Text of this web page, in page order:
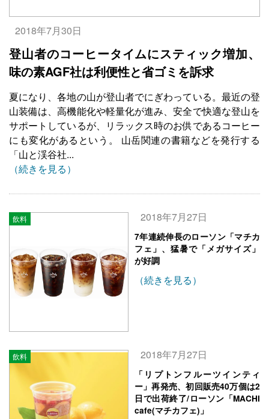
2018年7月30日
登山者のコーヒータイムにスティック増加、
味の素AGF社は利便性と省ゴミを訴求
夏になり、各地の山が登山者でにぎわっている。最近の登
山装備は、高機能化や軽量化が進み、安全で快適な登山を
サポートしているが、リラックス時のお供であるコーヒー
にも変化があるという。 山岳関連の書籍などを発行する
「山と渓谷社...
（続きを見る）
飲料 2018年7月27日
7年連続伸長のローソン「マチカ
フェ」、猛暑で「メガサイズ」
が好調
（続きを見る）
飲料 2018年7月27日
「リプトンフルーツインティ
ー」再発売、初回販売40万個は2
日で出荷終了/ローソン「MACHI
cafe(マチカフェ)」